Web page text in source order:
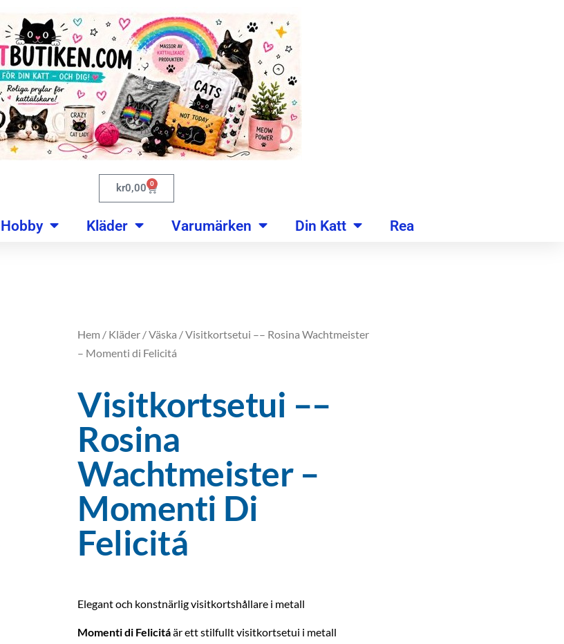
kr0,00 0
Hobby Kläder Varumärken Din Katt Rea
Hem / Kläder /Väska / Visitkortsetui –– Rosina Wachtmeister
– Momenti di Felicitá
Visitkortsetui ––
Rosina
Wachtmeister –
Momenti Di
Felicitá
Elegant och konstnärlig visitkortshållare i metall
Momenti di Felicitáär ett stilfullt visitkortsetui i metall